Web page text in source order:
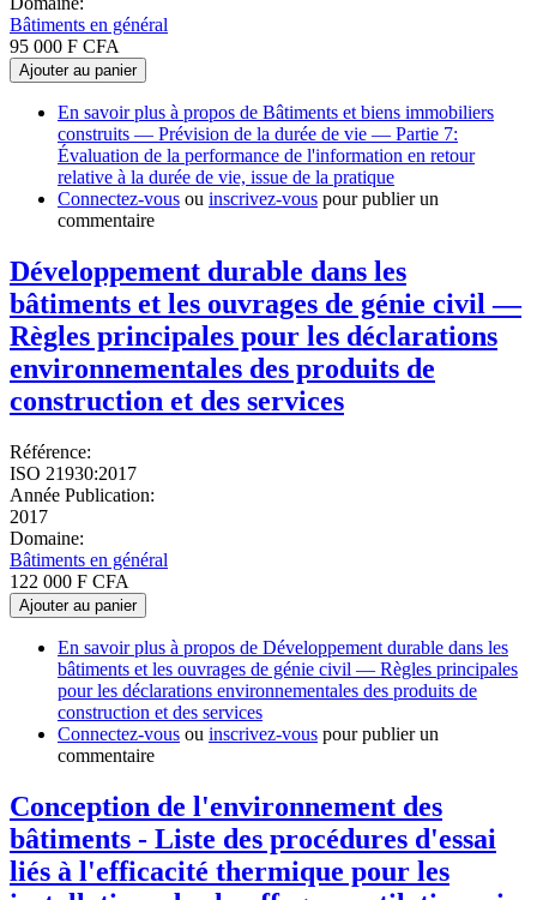
Bâtiments en général
95 000 F CFA
Ajouter au panier
En savoir plus à propos de Bâtiments et biens immobiliers
construits — Prévision de la durée de vie — Partie 7:
Évaluation de la performance de l'information en retour
relative à la durée de vie, issue de la pratique
Connectez-vous ou inscrivez-vous pour publier un
commentaire
Développement durable dans les
bâtiments et les ouvrages de génie civil —
Règles principales pour les déclarations
environnementales des produits de
construction et des services
Référence:
ISO 21930:2017
Année Publication:
2017
Domaine:
Bâtiments en général
122 000 F CFA
Ajouter au panier
En savoir plus à propos de Développement durable dans les
bâtiments et les ouvrages de génie civil — Règles principales
pour les déclarations environnementales des produits de
construction et des services
Connectez-vous ou inscrivez-vous pour publier un
commentaire
Conception de l'environnement des
bâtiments - Liste des procédures d'essai
liés à l'efficacité thermique pour les